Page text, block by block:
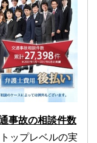
事故の相談件数
ップレベルの実